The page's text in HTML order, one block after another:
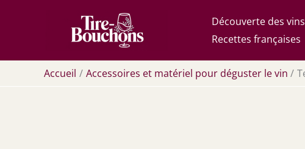
Découverte des vins
Recettes françaises
Accueil Accessoires et matériel pour déguster le vin